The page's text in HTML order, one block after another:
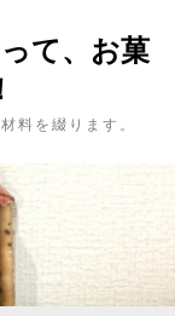
て、お菓
料を綴ります。